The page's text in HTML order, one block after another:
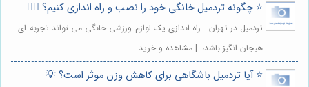
⭐️ چگونه تردمیل خانگی خود را نصب و راه اندازی کنیم؟ 🏃‍♀️
تردمیل در تهران - راه اندازی یک لوازم ورزشی خانگی می تواند تجربه ای
هیجان انگیز باشد،. | مشاهده و خرید
⭐️ آیا تردمیل باشگاهی برای کاهش وزن موثر است؟ 💡